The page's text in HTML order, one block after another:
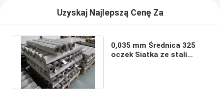
Uzyskaj Najlepszą Cenę Za
0,035 mm Średnica 325
oczek Siatka ze stali